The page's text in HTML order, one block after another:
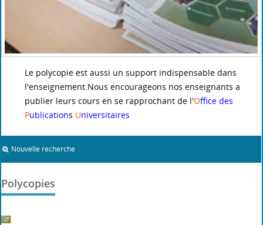
Le polycopie est aussi un support indispensable dans
l'enseignement.Nous encourageons nos enseignants a
publier leurs cours en se rapprochant de l'Office des
Publications Universitaires
Nouvelle recherche
Polycopies